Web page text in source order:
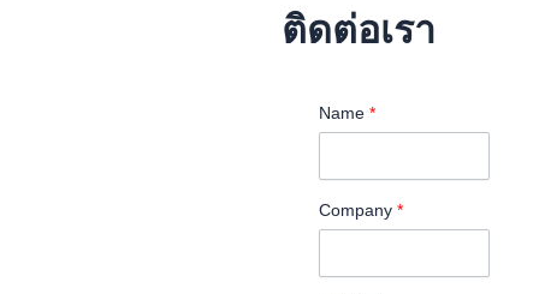
ติดต่อเรา
Name *
Company *